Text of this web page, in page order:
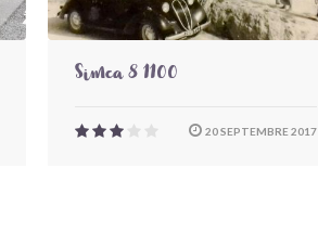
Simca 8 1100
20 SEPTEMBRE 2017